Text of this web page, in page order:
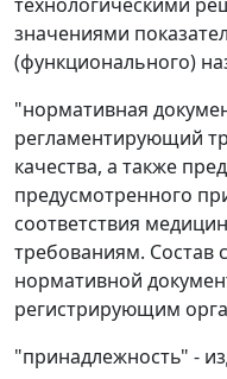
технологическими
значениями
(функционального)
"нормативная
регламентирующий
качества, а также
предусмотренного
соответствия
требованиям. Состав
нормативной
регистрирующим
"принадлежность" -